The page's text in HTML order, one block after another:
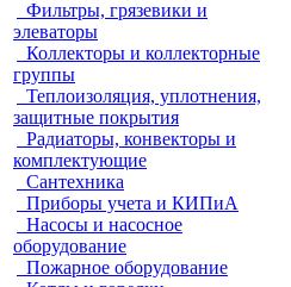
Фильтры, грязевики и
элеваторы
Коллекторы и коллекторные
группы
Теплоизоляция, уплотнения,
защитные покрытия
Радиаторы, конвекторы и
комплектующие
Сантехника
Приборы учета и КИПиА
Насосы и насосное
оборудование
Пожарное оборудование